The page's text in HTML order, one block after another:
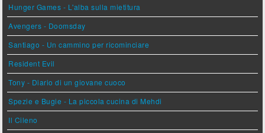
Hunger Games - L'alba sulla mietitura
Avengers - Doomsday
Santiago - Un cammino per ricominciare
Resident Evil
Tony - Diario di un giovane cuoco
Spezie e Bugie - La piccola cucina di Mehdi
Il Cileno